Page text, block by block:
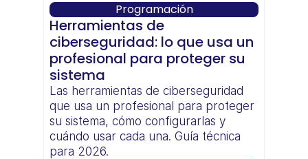
Programación
Herramientas de
ciberseguridad: lo que usa un
profesional para proteger su
sistema
Las herramientas de ciberseguridad
que usa un profesional para proteger
su sistema, cómo configurarlas y
cuándo usar cada una. Guía técnica
para 2026.